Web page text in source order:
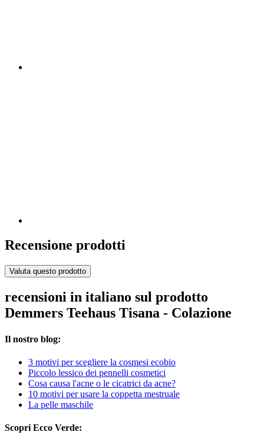
Recensione prodotti
Valuta questo prodotto
recensioni in italiano sul prodotto
Demmers Teehaus Tisana - Colazione
Il nostro blog:
3 motivi per scegliere la cosmesi ecobio
Piccolo lessico dei pennelli cosmetici
Cosa causa l'acne o le cicatrici da acne?
10 motivi per usare la coppetta mestruale
La pelle maschile
Scopri Ecco Verde: